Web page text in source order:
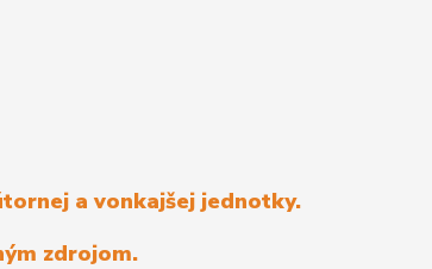
a vonkajšej jednotky.
zdrojom.